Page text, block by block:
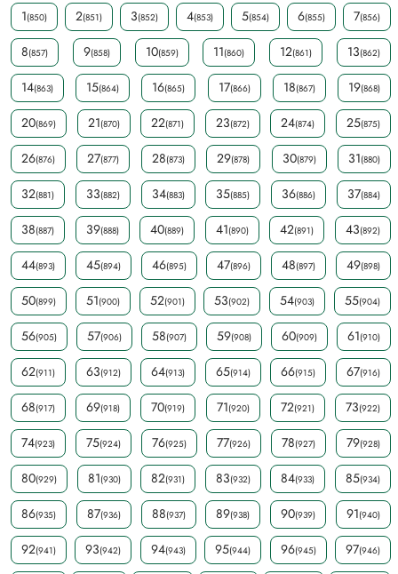
1(850) 2(851) 3(852) 4(853) 5(854) 6(855) 7(856)
8(857) 9(858) 10(859) 11(860) 12(861) 13(862)
14(863) 15(864) 16(865) 17(866) 18(867) 19(868)
20(869) 21(870) 22(871) 23(872) 24(874) 25(875)
26(876) 27(877) 28(873) 29(878) 30(879) 31(880)
32(881) 33(882) 34(883) 35(885) 36(886) 37(884)
38(887) 39(888) 40(889) 41(890) 42(891) 43(892)
44(893) 45(894) 46(895) 47(896) 48(897) 49(898)
50(899) 51(900) 52(901) 53(902) 54(903) 55(904)
56(905) 57(906) 58(907) 59(908) 60(909) 61(910)
62(911) 63(912) 64(913) 65(914) 66(915) 67(916)
68(917) 69(918) 70(919) 71(920) 72(921) 73(922)
74(923) 75(924) 76(925) 77(926) 78(927) 79(928)
80(929) 81(930) 82(931) 83(932) 84(933) 85(934)
86(935) 87(936) 88(937) 89(938) 90(939) 91(940)
92(941) 93(942) 94(943) 95(944) 96(945) 97(946)